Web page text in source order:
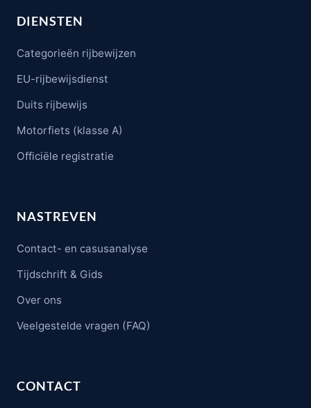
DIENSTEN
Categorieën rijbewijzen
EU-rijbewijsdienst
Duits rijbewijs
Motorfiets (klasse A)
Officiële registratie
NASTREVEN
Contact- en casusanalyse
Tijdschrift & Gids
Over ons
Veelgestelde vragen (FAQ)
CONTACT